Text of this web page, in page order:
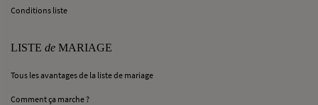
Conditions liste
LISTE de MARIAGE
Tous les avantages de la liste de mariage
Comment ça marche ?